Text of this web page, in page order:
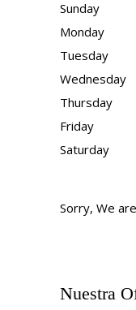
Sunday
Monday
Tuesday
Wednesday
Thursday
Friday
Saturday
Sorry, We
Nuestra